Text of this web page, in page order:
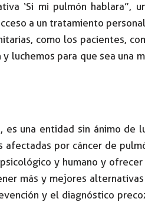
‘Si mi pulmón hablara”,
a un tratamiento
como los pacientes,
luchemos para que sea una
es una entidad sin ánimo de
afectadas por cáncer de
y humano y
más y mejores
y el diagnóstico